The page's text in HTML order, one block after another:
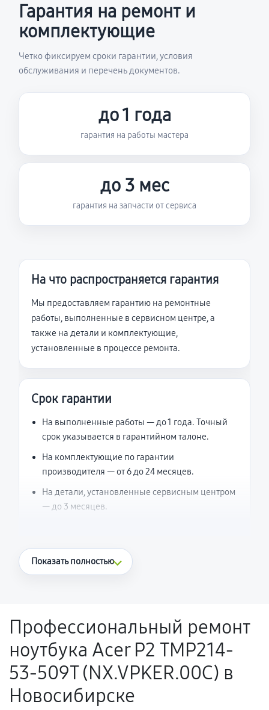
Гарантия на ремонт и
комплектующие
Четко фиксируем сроки гарантии, условия
обслуживания и перечень документов.
до 1 года
гарантия на работы мастера
до 3 мес
гарантия на запчасти от сервиса
На что распространяется гарантия
Мы предоставляем гарантию на ремонтные
работы, выполненные в сервисном центре, а
также на детали и комплектующие,
установленные в процессе ремонта.
Срок гарантии
На выполненные работы — до 1 года. Точный
срок указывается в гарантийном талоне.
На комплектующие по гарантии
производителя — от 6 до 24 месяцев.
На детали, установленные сервисным центром
— до 3 месяцев.
Что считается гарантийным случаем
Поломка установленной детали при
нормальной эксплуатации в течение
гарантийного срока.
Несоответствие комплектующей заявленным
техническим характеристикам.
Показать полностью
Профессиональный ремонт
ноутбука Acer P2 TMP214-
53-509T (NX.VPKER.00C) в
Новосибирске